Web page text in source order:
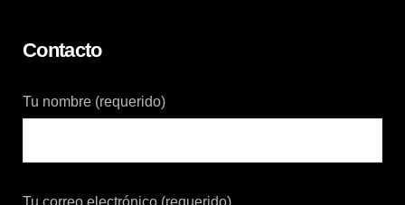
Contacto
Tu nombre (requerido)